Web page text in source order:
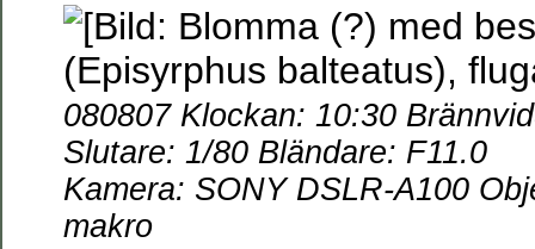
080807 Klockan: 10:30
Slutare: 1/80 Bländare: F11.0
Kamera: SONY DSLR-A100
makro